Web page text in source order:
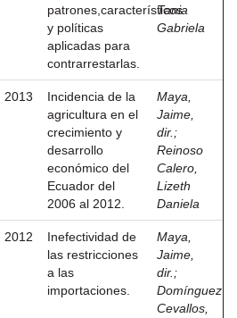
patrones,característicos
y políticas
aplicadas para
contrarrestarlas.
Tania
Gabriela
2013
Incidencia de la
agricultura en el
crecimiento y
desarrollo
económico del
Ecuador del
2006 al 2012.
Maya,
Jaime,
dir. ;
Reinoso
Calero,
Lizeth
Daniela
2012
Inefectividad de
las restricciones
a las
importaciones.
Maya,
Jaime,
dir. ;
Domínguez
Cevallos,